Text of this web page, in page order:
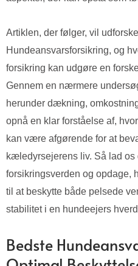
Artiklen, der følger, vil
Hundeansvarsforsikring, og
forsikring kan udgøre en
Gennem en nærmere
herunder dækning,
opnå en klar forståelse af,
kan være afgørende for at
kæledyrsejerens liv. Så lad os
forsikringsverden og opdage,
til at beskytte både pelsede
stabilitet i en hundeejers
Bedste